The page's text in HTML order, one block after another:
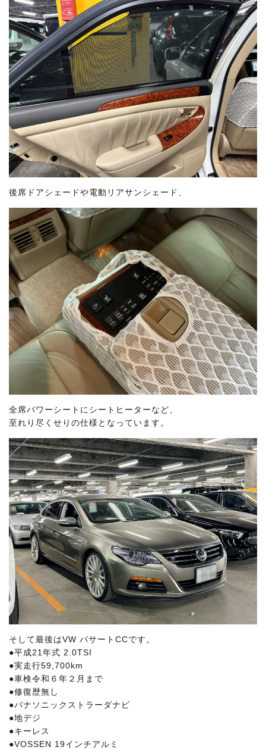
後席ドアシェードや電動リアサンシェード、
全席パワーシートにシートヒーターなど、
至れり尽くせりの仕様となっています。
そして最後はVW パサートCCです。
●平成21年式 2.0TSI
●実走行59,700km
●車検令和６年２月まで
●修復歴無し
●パナソニックストラーダナビ
●地デジ
●キーレス
●VOSSEN 19インチアルミ